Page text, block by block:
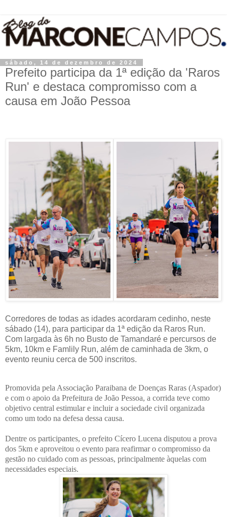
sábado, 14 de dezembro de 2024
Prefeito participa da 1ª edição da 'Raros
Run' e destaca compromisso com a
causa em João Pessoa
Corredores de todas as idades acordaram cedinho, neste
sábado (14), para participar da 1ª edição da Raros Run.
Com largada às 6h no Busto de Tamandaré e percursos de
5km, 10km e Famlily Run, além de caminhada de 3km, o
evento reuniu cerca de 500 inscritos.
Promovida pela Associação Paraibana de Doenças Raras (Aspador)
e com o apoio da Prefeitura de João Pessoa, a corrida teve como
objetivo central estimular e incluir a sociedade civil organizada
como um todo na defesa dessa causa.
Dentre os participantes, o prefeito Cícero Lucena disputou a prova
dos 5km e aproveitou o evento para reafirmar o compromisso da
gestão no cuidado com as pessoas, principalmente àquelas com
necessidades especiais.